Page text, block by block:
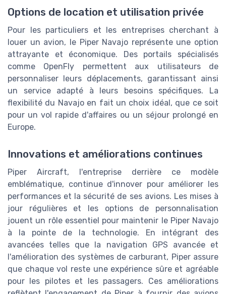
Options de location et utilisation privée
Pour les particuliers et les entreprises cherchant à
louer un avion, le Piper Navajo représente une option
attrayante et économique. Des portails spécialisés
comme OpenFly permettent aux utilisateurs de
personnaliser leurs déplacements, garantissant ainsi
un service adapté à leurs besoins spécifiques. La
flexibilité du Navajo en fait un choix idéal, que ce soit
pour un vol rapide d'affaires ou un séjour prolongé en
Europe.
Innovations et améliorations continues
Piper Aircraft, l'entreprise derrière ce modèle
emblématique, continue d'innover pour améliorer les
performances et la sécurité de ses avions. Les mises à
jour régulières et les options de personnalisation
jouent un rôle essentiel pour maintenir le Piper Navajo
à la pointe de la technologie. En intégrant des
avancées telles que la navigation GPS avancée et
l'amélioration des systèmes de carburant, Piper assure
que chaque vol reste une expérience sûre et agréable
pour les pilotes et les passagers. Ces améliorations